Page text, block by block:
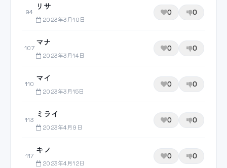
94
リサ
2023年3月10日
0 0
107
マナ
2023年3月14日
0 0
110
マイ
2023年3月15日
0 0
113
ミライ
2023年4月9日
0 0
117
キノ
2023年4月12日
0 0